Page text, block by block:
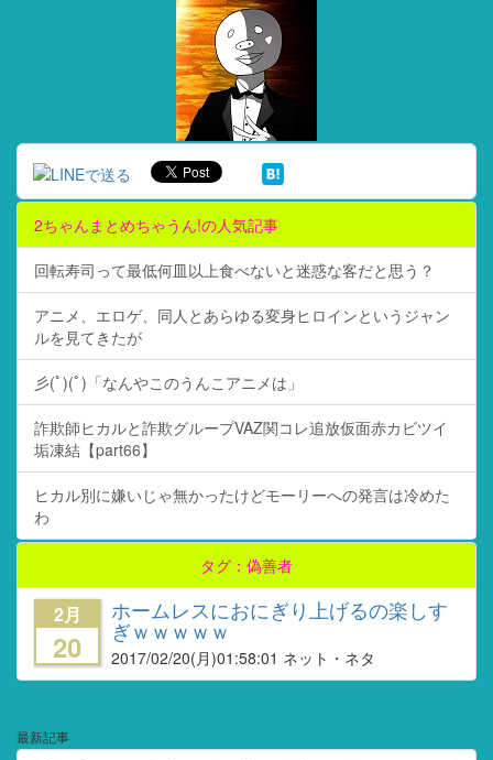
2ちゃんまとめちゃうん!の人気記事
回転寿司って最低何皿以上食べないと迷惑な客だと思う？
アニメ、エロゲ、同人とあらゆる変身ヒロインというジャン
ルを見てきたが
彡(ﾟ)(ﾟ)「なんやこのうんこアニメは」
詐欺師ヒカルと詐欺グループVAZ関コレ追放仮面赤カビツイ
垢凍結【part66】
ヒカル別に嫌いじゃ無かったけどモーリーへの発言は冷めた
わ
タグ：偽善者
2月
20
ホームレスにおにぎり上げるの楽しす
ぎｗｗｗｗｗ
2017/02/20(月)01:58:01 ネット・ネタ
最新記事